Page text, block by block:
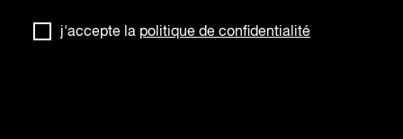
j'accepte la politique de confidentialité